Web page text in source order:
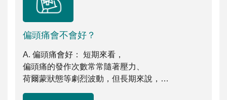
偏頭痛會不會好？
A. 偏頭痛會好： 短期來看，
偏頭痛的發作次數常常隨著壓力、
荷爾蒙狀態等劇烈波動，但長期來說，